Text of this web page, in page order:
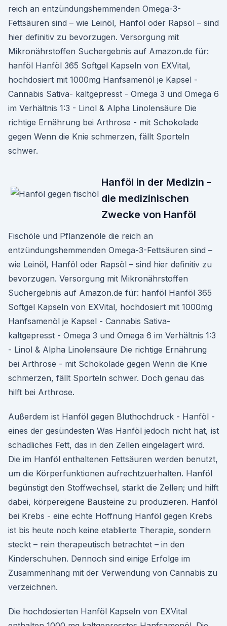
reich an entzündungshemmenden Omega-3-
Fettsäuren sind – wie Leinöl, Hanföl oder Rapsöl – sind
hier definitiv zu bevorzugen. Versorgung mit
Mikronährstoffen Suchergebnis auf Amazon.de für:
hanföl Hanföl 365 Softgel Kapseln von EXVital,
hochdosiert mit 1000mg Hanfsamenöl je Kapsel -
Cannabis Sativa- kaltgepresst - Omega 3 und Omega 6
im Verhältnis 1:3 - Linol & Alpha Linolensäure Die
richtige Ernährung bei Arthrose - mit Schokolade
gegen Wenn die Knie schmerzen, fällt Sporteln
schwer.
Hanföl in der Medizin -
die medizinischen
Zwecke von Hanföl
Fischöle und Pflanzenöle die reich an
entzündungshemmenden Omega-3-Fettsäuren sind –
wie Leinöl, Hanföl oder Rapsöl – sind hier definitiv zu
bevorzugen. Versorgung mit Mikronährstoffen
Suchergebnis auf Amazon.de für: hanföl Hanföl 365
Softgel Kapseln von EXVital, hochdosiert mit 1000mg
Hanfsamenöl je Kapsel - Cannabis Sativa-
kaltgepresst - Omega 3 und Omega 6 im Verhältnis 1:3
- Linol & Alpha Linolensäure Die richtige Ernährung
bei Arthrose - mit Schokolade gegen Wenn die Knie
schmerzen, fällt Sporteln schwer. Doch genau das
hilft bei Arthrose.
Außerdem ist Hanföl gegen Bluthochdruck - Hanföl -
eines der gesündesten Was Hanföl jedoch nicht hat, ist
schädliches Fett, das in den Zellen eingelagert wird.
Die im Hanföl enthaltenen Fettsäuren werden benutzt,
um die Körperfunktionen aufrechtzuerhalten. Hanföl
begünstigt den Stoffwechsel, stärkt die Zellen; und hilft
dabei, körpereigene Bausteine zu produzieren. Hanföl
bei Krebs - eine echte Hoffnung Hanföl gegen Krebs
ist bis heute noch keine etablierte Therapie, sondern
steckt – rein therapeutisch betrachtet – in den
Kinderschuhen. Dennoch sind einige Erfolge im
Zusammenhang mit der Verwendung von Cannabis zu
verzeichnen.
Die hochdosierten Hanföl Kapseln von EXVital